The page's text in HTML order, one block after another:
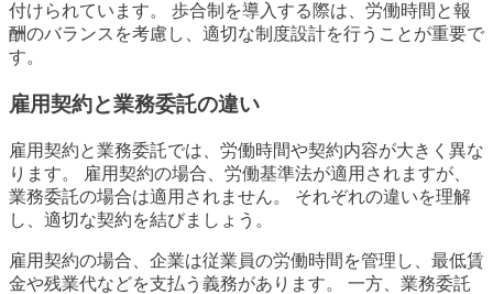
付けられています。 歩合制を導入する際は、労働時間と報
酬のバランスを考慮し、適切な制度設計を行うことが重要で
す。
雇用契約と業務委託の違い
雇用契約と業務委託では、労働時間や契約内容が大きく異な
ります。 雇用契約の場合、労働基準法が適用されますが、
業務委託の場合は適用されません。 それぞれの違いを理解
し、適切な契約を結びましょう。
雇用契約の場合、企業は従業員の労働時間を管理し、最低賃
金や残業代などを支払う義務があります。 一方、業務委託